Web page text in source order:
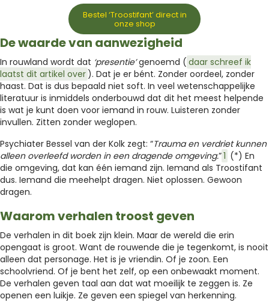
Bestel ‘Troostifant’ direct in
onze shop
De waarde van aanwezigheid
In rouwland wordt dat ‘presentie’genoemd ( daar schreef ik
laatst dit artikel over ). Dat je er bént. Zonder oordeel, zonder
haast. Dat is dus bepaald niet soft. In veel wetenschappelijke
literatuur is inmiddels onderbouwd dat dit het meest helpende
is wat je kunt doen voor iemand in rouw. Luisteren zonder
invullen. Zitten zonder weglopen.
Psychiater Bessel van der Kolk zegt: “Trauma en verdriet kunnen
alleen overleefd worden in een dragende omgeving.”1 (*) En
die omgeving, dat kan één iemand zijn. Iemand als Troostifant
dus. Iemand die meehelpt dragen. Niet oplossen. Gewoon
dragen.
Waarom verhalen troost geven
De verhalen in dit boek zijn klein. Maar de wereld die erin
opengaat is groot. Want de rouwende die je tegenkomt, is nooit
alleen dat personage. Het is je vriendin. Of je zoon. Een
schoolvriend. Of je bent het zelf, op een onbewaakt moment.
De verhalen geven taal aan dat wat moeilijk te zeggen is. Ze
openen een luikje. Ze geven een spiegel van herkenning.